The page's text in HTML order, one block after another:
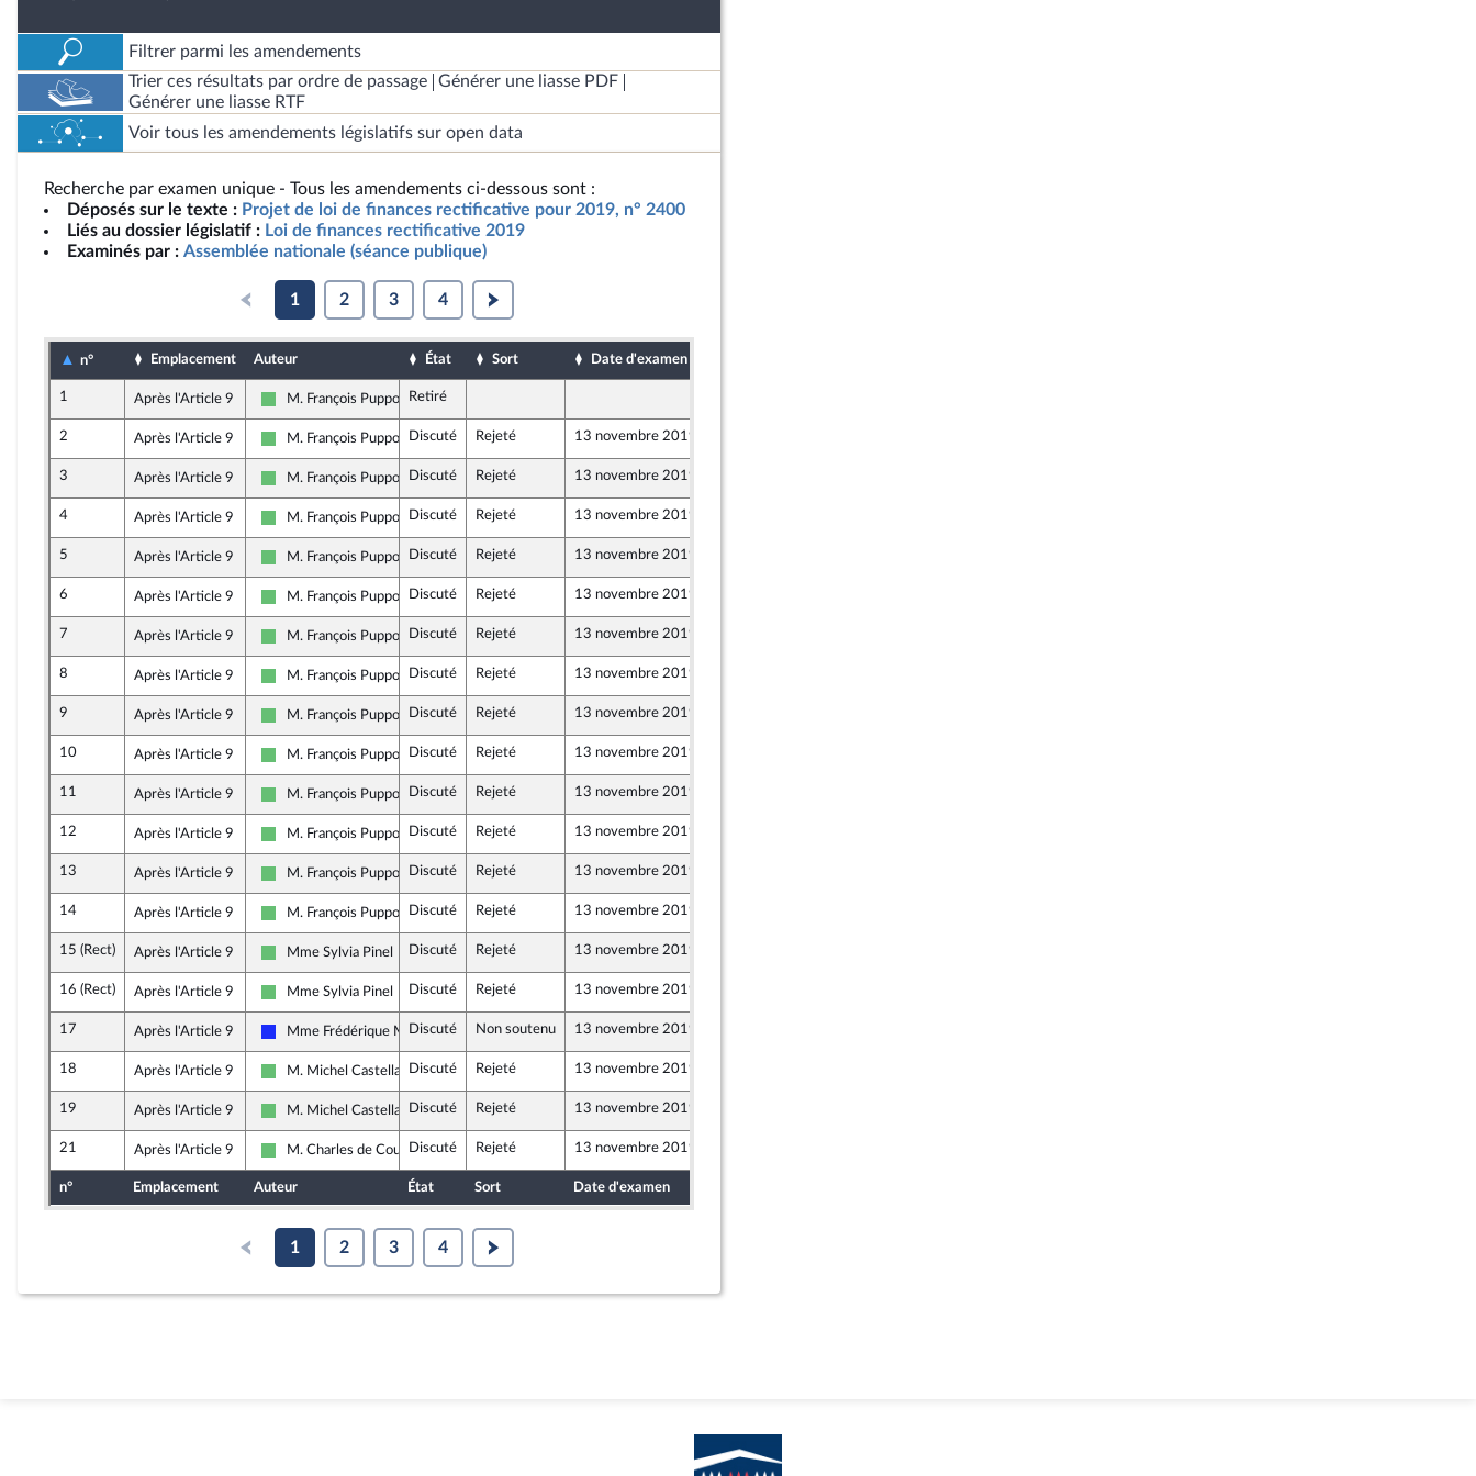
Filtrer parmi les amendements
Trier ces résultats par ordre de passage
Générer une liasse PDF
Générer une liasse RTF
Voir tous les amendements législatifs sur open data
Recherche par examen unique - Tous les amendements ci-dessous sont :
Déposés sur le texte : Projet de loi de finances rectificative pour 2019, n° 2400
Liés au dossier législatif : Loi de finances rectificative 2019
Examinés par : Assemblée nationale (séance publique)
1 2 3 4
n° Emplacement Auteur État Sort Date d'examen
1 Après l'Article 9
Libertés et Territoires
M. François PupponiRetiré
2 Après l'Article 9
Libertés et Territoires
M. François PupponiDiscuté Rejeté 13 novembre 2019
3 Après l'Article 9
Libertés et Territoires
M. François PupponiDiscuté Rejeté 13 novembre 2019
4 Après l'Article 9
Libertés et Territoires
M. François PupponiDiscuté Rejeté 13 novembre 2019
5 Après l'Article 9
Libertés et Territoires
M. François PupponiDiscuté Rejeté 13 novembre 2019
6 Après l'Article 9
Libertés et Territoires
M. François PupponiDiscuté Rejeté 13 novembre 2019
7 Après l'Article 9
Libertés et Territoires
M. François PupponiDiscuté Rejeté 13 novembre 2019
8 Après l'Article 9
Libertés et Territoires
M. François PupponiDiscuté Rejeté 13 novembre 2019
9 Après l'Article 9
Libertés et Territoires
M. François PupponiDiscuté Rejeté 13 novembre 2019
10 Après l'Article 9
Libertés et Territoires
M. François PupponiDiscuté Rejeté 13 novembre 2019
11 Après l'Article 9
Libertés et Territoires
M. François PupponiDiscuté Rejeté 13 novembre 2019
12 Après l'Article 9
Libertés et Territoires
M. François PupponiDiscuté Rejeté 13 novembre 2019
13 Après l'Article 9
Libertés et Territoires
M. François PupponiDiscuté Rejeté 13 novembre 2019
14 Après l'Article 9
Libertés et Territoires
M. François PupponiDiscuté Rejeté 13 novembre 2019
15 (Rect) Après l'Article 9
Libertés et Territoires
Mme Sylvia Pinel Discuté Rejeté 13 novembre 2019
16 (Rect) Après l'Article 9
Libertés et Territoires
Mme Sylvia Pinel Discuté Rejeté 13 novembre 2019
17 Après l'Article 9
Les Républicains
Mme Frédérique Meunier
Discuté Non soutenu 13 novembre 2019
18 Après l'Article 9
Libertés et Territoires
M. Michel CastellaniDiscuté Rejeté 13 novembre 2019
19 Après l'Article 9
Libertés et Territoires
M. Michel CastellaniDiscuté Rejeté 13 novembre 2019
21 Après l'Article 9
Libertés et Territoires
M. Charles de CoursonDiscuté Rejeté 13 novembre 2019
n° Emplacement Auteur État Sort Date d'examen
1 2 3 4